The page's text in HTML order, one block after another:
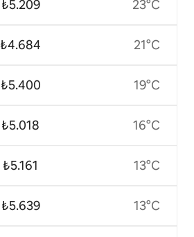
₺5.209
₺4.684
₺5.400
₺5.018
₺5.161
₺5.639
23°C
21°C
19°C
16°C
13°C
13°C